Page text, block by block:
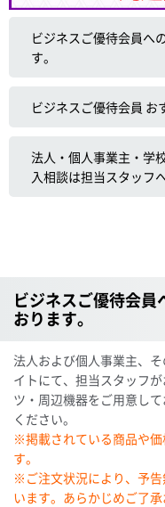
ビジネスご優待会員へ
す。
ビジネスご優待会員 お
法人・個人事業主・学
入相談は担当スタッフ
ビジネスご優待会
おります。
法人および個人事業主、
イトにて、担当スタッフ
ツ・周辺機器をご用意し
ください。
※掲載されている商品や
す。
※ご注文状況により、予
います。あらかじめご了承